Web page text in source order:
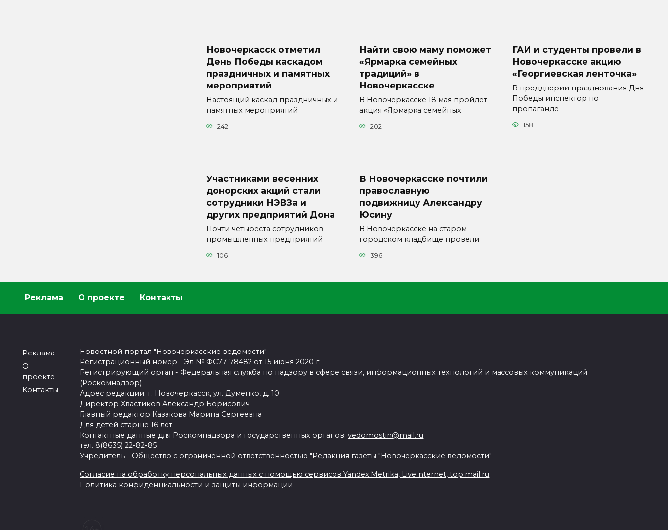
Новочеркасск отметил
День Победы каскадом
праздничных и памятных
мероприятий
Настоящий каскад праздничных и
памятных мероприятий
242
Найти свою маму поможет
«Ярмарка семейных
традиций» в
Новочеркасске
В Новочеркасске 18 мая пройдет
акция «Ярмарка семейных
202
ГАИ и студенты провели в
Новочеркасске акцию
«Георгиевская ленточка»
В преддверии празднования Дня
Победы инспектор по
пропаганде
158
Участниками весенних
донорских акций стали
сотрудники НЭВЗа и
других предприятий Дона
Почти четыреста сотрудников
промышленных предприятий
106
В Новочеркасске почтили
православную
подвижницу Александру
Юсину
В Новочеркасске на старом
городском кладбище провели
396
Реклама О проекте Контакты
Реклама
О
проекте
Контакты
Новостной портал "Новочеркасские ведомости"
Регистрационный номер - Эл № ФС77-78482 от 15 июня 2020 г.
Регистрирующий орган - Федеральная служба по надзору в сфере связи, информационных технологий и массовых коммуникаций
(Роскомнадзор)
Адрес редакции: г. Новочеркасск, ул. Думенко, д. 10
Директор Хвастиков Александр Борисович
Главный редактор Казакова Марина Сергеевна
Для детей старше 16 лет.
Контактные данные для Роскомнадзора и государственных органов:vedomostin@mail.ru
тел. 8(8635) 22-82-85
Учредитель - Общество с ограниченной ответственностью "Редакция газеты "Новочеркасские ведомости"
Согласие на обработку персональных данных с помощью сервисов Yandex.Metrika, LiveInternet, top.mail.ru
Политика конфиденциальности и защиты информации